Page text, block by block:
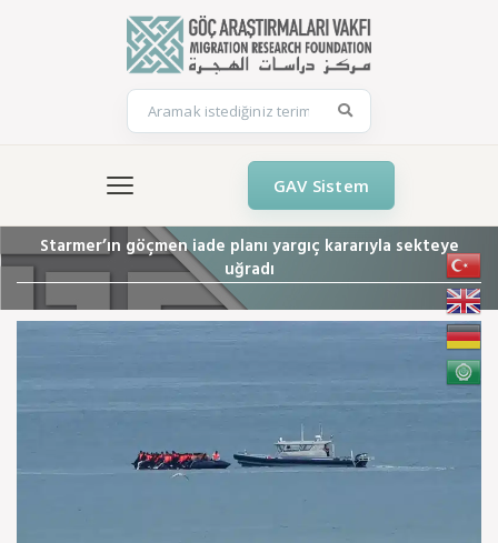
GAV Sistem
Starmer’ın göçmen iade planı yargıç kararıyla sekteye
uğradı